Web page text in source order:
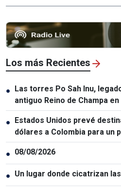
Los más Recientes
● Las torres Po Sah Inu,
antiguo Reino de Champa en
● Estados Unidos prevé
dólares a Colombia para un
● 08/08/2026
● Un lugar donde cicatrizan